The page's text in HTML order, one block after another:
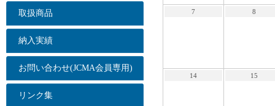
取扱商品
納入実績
お問い合わせ(JCMA会員専用)
リンク集
7 8
14 15